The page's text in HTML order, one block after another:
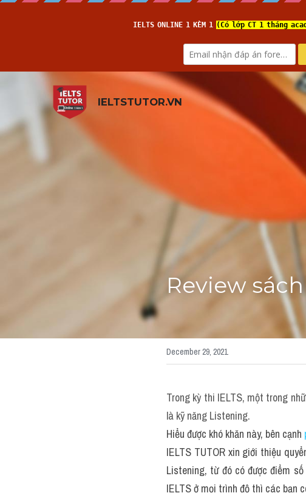
IELTSTUTOR.VN
Review
December 29, 2021
Trong kỳ thi IELTS, một trong
là kỹ năng Listening.
Hiểu được khó khăn này, bên cạnh
IELTS TUTOR xin giới thiệu
Listening, từ đó có được điểm
IELTS ở mọi trình độ thì các bạn